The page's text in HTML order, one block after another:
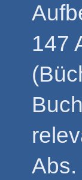
147
Abs.